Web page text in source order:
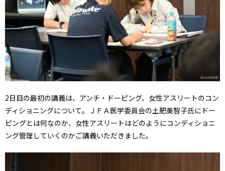
2日目の最初の講義は、アンチ・ドーピング、女性アスリートのコン
ディショニングについて。ＪＦＡ医学委員会の土肥美智子氏にドー
ピングとは何なのか、女性アスリートはどのようにコンディショニ
ング管理していくのかご講義いただきました。